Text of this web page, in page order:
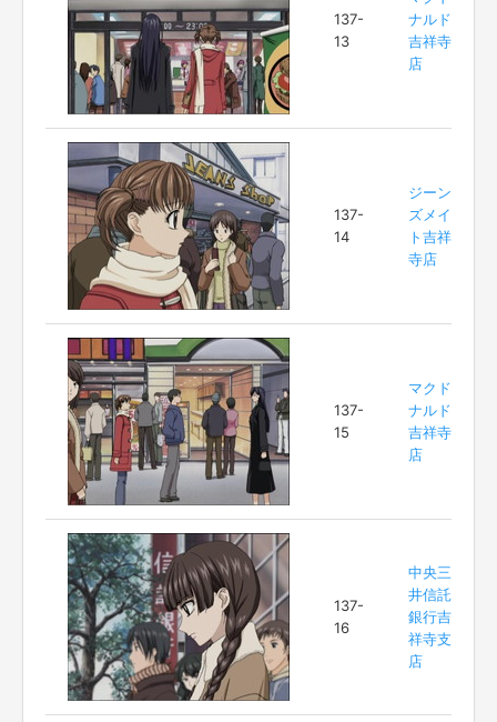
137-
13
ナルド
吉祥寺
店
137-
14
ジーン
ズメイ
ト吉祥
寺店
137-
15
マクド
ナルド
吉祥寺
店
137-
16
中央三
井信託
銀行吉
祥寺支
店